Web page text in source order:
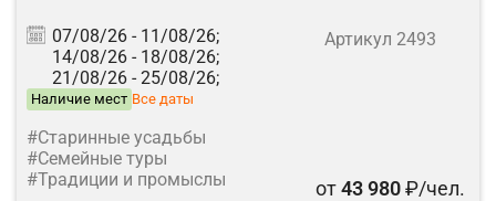
07/08/26 - 11/08/26;
14/08/26 - 18/08/26;
21/08/26 - 25/08/26;
Наличие мест Все даты
Артикул 2493
#Старинные усадьбы
#Семейные туры
#Традиции и промыслы
от43 980₽/чел.